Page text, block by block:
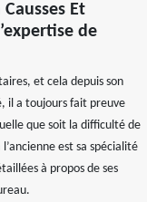
Et
de
et cela depuis son
il a toujours fait preuve
que soit la difficulté de
est sa spécialité
à propos de ses